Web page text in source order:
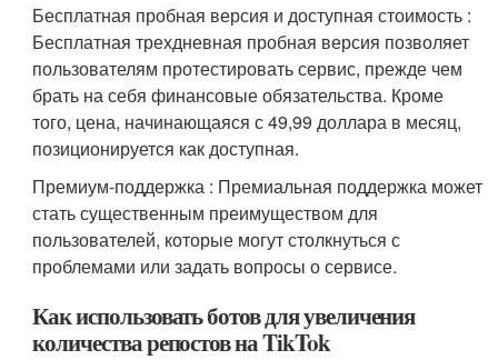
Бесплатная пробная версия и доступная стоимость :
Бесплатная трехдневная пробная версия позволяет
пользователям протестировать сервис, прежде чем
брать на себя финансовые обязательства. Кроме
того, цена, начинающаяся с 49,99 доллара в месяц,
позиционируется как доступная.
Премиум-поддержка : Премиальная поддержка может
стать существенным преимуществом для
пользователей, которые могут столкнуться с
проблемами или задать вопросы о сервисе.
Как использовать ботов для увеличения
количества репостов на TikTok